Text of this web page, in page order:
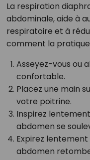
La respiration
abdominale, aide à
respiratoire et à
comment la
Asseyez-vous ou
confortable.
Placez une main
votre poitrine.
Inspirez
abdomen se
Expirez
abdomen